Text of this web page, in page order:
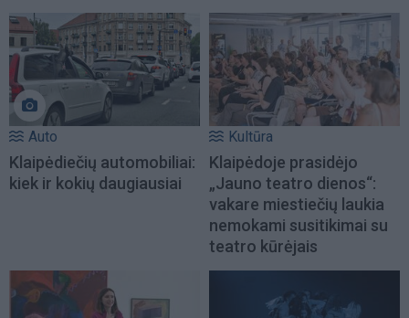
Auto
Klaipėdiečių automobiliai:
kiek ir kokių daugiausiai
Kultūra
Klaipėdoje prasidėjo
„Jauno teatro dienos“:
vakare miestiečių laukia
nemokami susitikimai su
teatro kūrėjais